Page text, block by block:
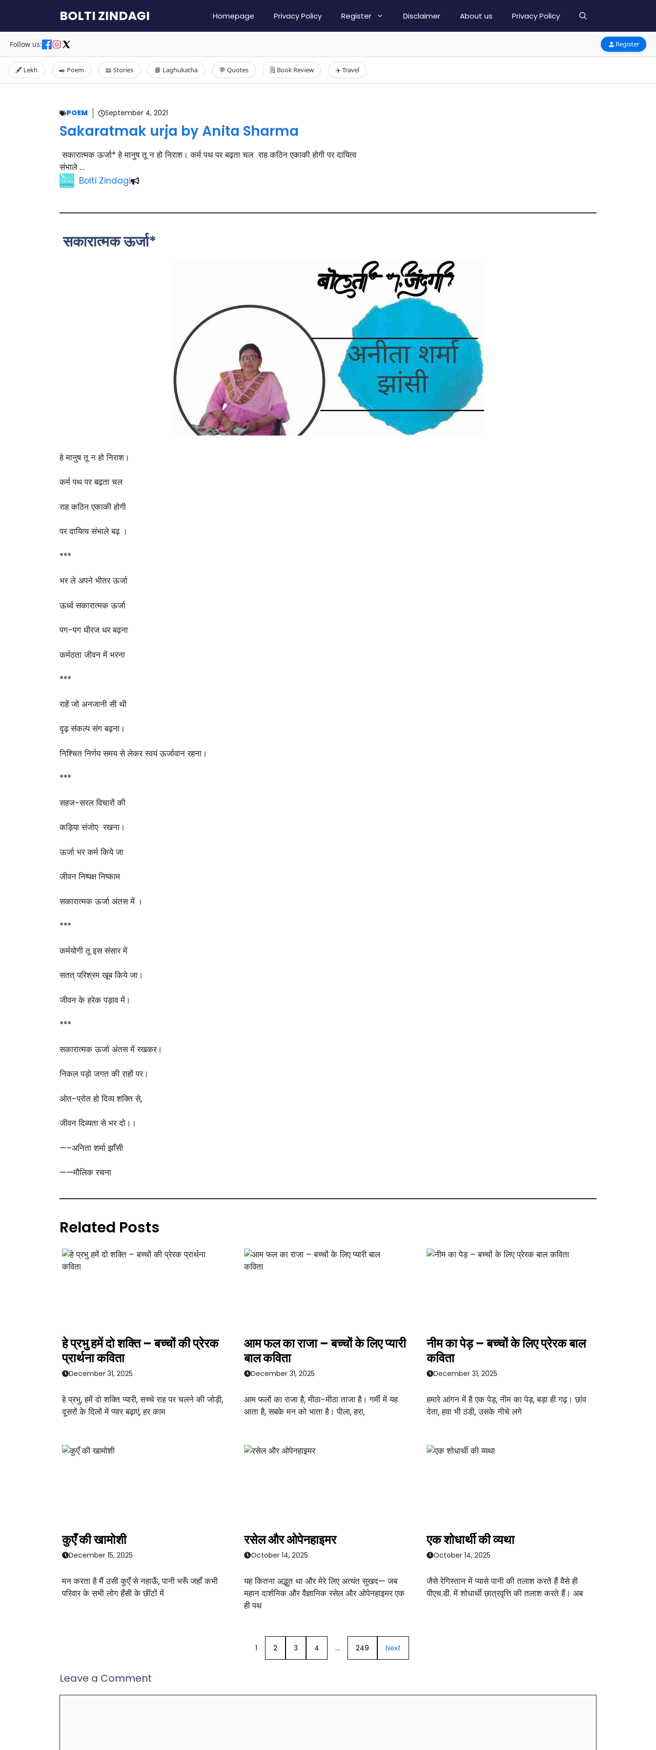
content
BOLTI ZINDAGI Homepage Privacy Policy Register Disclaimer About us Privacy Policy
Follow us: Register
🖋️ Lekh ✒️ Poem 📖 Stories 📘 Laghukatha 💬 Quotes 🗒️ Book Review ✈️ Travel
POEM September 4, 2021
Sakaratmak urja by Anita Sharma
सकारात्मक ऊर्जा* हे मानुष तू न हो निराश। कर्म पथ पर बढ़ता चल राह कठिन एकाकी होगी पर दायित्व
संभाले …
Bolti Zindagi
सकारात्मक ऊर्जा*
हे मानुष तू न हो निराश।
कर्म पथ पर बढ़ता चल
राह कठिन एकाकी होगी
पर दायित्व संभाले बढ़ ।
***
भर ले अपने भीतर ऊर्जा
ऊर्ध्व सकारात्मक ऊर्जा
पग-पग धीरज धर बढ़ना
कर्मठता जीवन में भरना
***
राहें जो अनजानी सी थी
दृढ़ संकल्प संग बढ़ना।
निश्चित निर्णय समय से लेकर स्वयं ऊर्जावान रहना।
***
सहज-सरल विचारों की
कड़िया संजोए रखना।
ऊर्जा भर कर्म किये जा
जीवन निष्पक्ष निष्काम
सकारात्मक ऊर्जा अंतस में ।
***
कर्मयोगी तू इस संसार में
सतत् परिश्रम खूब किये जा।
जीवन के हरेक पड़ाव में।
***
सकारात्मक ऊर्जा अंतस में रखकर।
निकल पड़ो जगत की राहों पर।
ओत-प्रोत हो दिव्य शक्ति से,
जीवन दिव्यता से भर दो।।
—–अनिता शर्मा झाँसी
——मौलिक रचना
Related Posts
हे प्रभु हमें दो शक्ति – बच्चों की प्रेरक
प्रार्थना कविता
December 31, 2025
हे प्रभु, हमें दो शक्ति प्यारी, सच्चे राह पर चलने की जोड़ी,
दूसरों के दिलों में प्यार बढ़ाएं, हर काम
आम फल का राजा – बच्चों के लिए प्यारी
बाल कविता
December 31, 2025
आम फलों का राजा है, मीठा-मीठा ताजा है। गर्मी में यह
आता है, सबके मन को भाता है। पीला, हरा,
नीम का पेड़ – बच्चों के लिए प्रेरक बाल
कविता
December 31, 2025
हमारे आंगन में है एक पेड़, नीम का पेड़, बड़ा ही गढ़। छांव
देता, हवा भी ठंडी, उसके नीचे लगे
कुएँ की खामोशी
December 15, 2025
मन करता है मैं उसी कुएँ से नहाऊँ, पानी भरूँ जहाँ कभी
परिवार के सभी लोग हँसी के छींटों में
रसेल और ओपेनहाइमर
October 14, 2025
यह कितना अद्भुत था और मेरे लिए अत्यंत सुखद— जब
महान दार्शनिक और वैज्ञानिक रसेल और ओपेनहाइमर एक
ही पथ
एक शोधार्थी की व्यथा
October 14, 2025
जैसे रेगिस्तान में प्यासे पानी की तलाश करते हैं वैसे ही
पीएच.डी. में शोधार्थी छात्रवृत्ति की तलाश करते हैं। अब
1 2 3 4 … 249 Next
Leave a Comment